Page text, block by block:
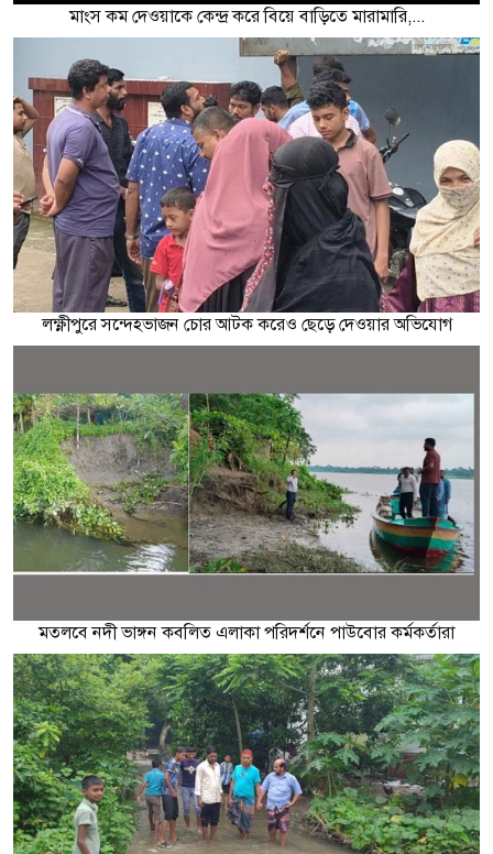
মাংস কম দেওয়াকে কেন্দ্র করে বিয়ে বাড়িতে মারামারি,...
লক্ষ্ণীপুরে সন্দেহভাজন চোর আটক করেও ছেড়ে দেওয়ার অভিযোগ
মতলবে নদী ভাঙ্গন কবলিত এলাকা পরিদর্শনে পাউবোর কর্মকর্তারা